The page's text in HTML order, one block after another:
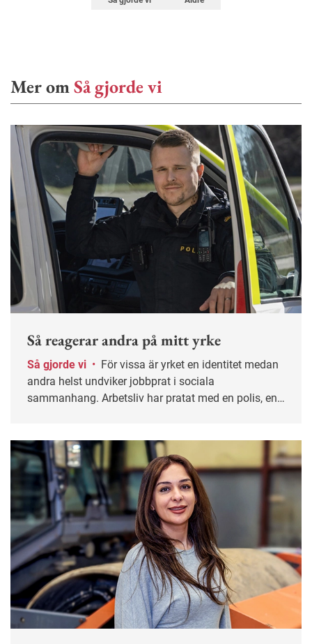
Mer omSå gjorde vi
Så reagerar andra på mitt yrke
Så gjorde vi •
andra helst undviker jobbprat i sociala
sammanhang. Arbetsliv har pratat med en polis, en